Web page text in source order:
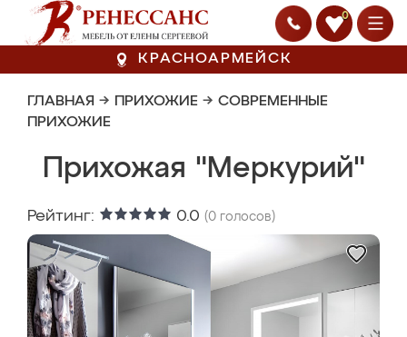
0
КРАСНОАРМЕЙСК
ГЛАВНАЯ → ПРИХОЖИЕ → СОВРЕМЕННЫЕ
ПРИХОЖИЕ
Прихожая "Меркурий"
Рейтинг: 0.0 (0 голосов)